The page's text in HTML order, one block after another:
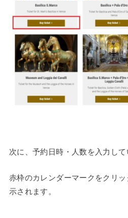
次に、予約日時・人数を入力して
赤枠のカレンダーマークをクリ
示されます。